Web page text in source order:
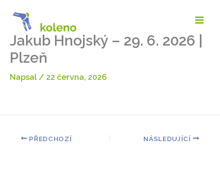
Jakub Hnojský – 29. 6. 2026 |
Plzeň
Napsal / 22 června, 2026
PŘEDCHOZÍ NÁSLEDUJÍCÍ